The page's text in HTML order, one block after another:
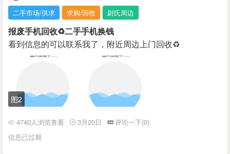
二手市场/供求 求购/回收 尉氏周边
报废手机回收♻️二手手机换钱
看到信息的可以联系我了，附近周边上门回收♻️
图2
4740人浏览查看 3月20日
评论一下(0)
信息已过期